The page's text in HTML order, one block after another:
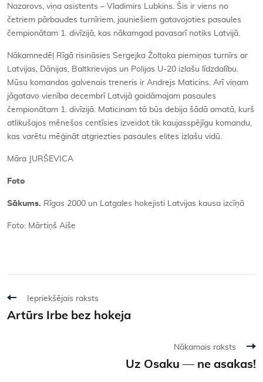
Nazarovs, viņa asistents – Vladimirs Lubkins. Šis ir viens no
četriem pārbaudes turnīriem, jauniešiem gatavojoties pasaules
čempionātam 1. divīzijā, kas nākamgad pavasarī notiks Latvijā.
Nākamnedēļ Rīgā risināsies Sergejka Žoltoka piemiņas turnīrs ar
Latvijas, Dānijas, Baltkrievijas un Polijas U-20 izlašu līdzdalību.
Mūsu komandas galvenais treneris ir Andrejs Maticins. Arī viņam
jāgatavo vienība decembrī Latvijā gaidāmajam pasaules
čempionātam 1. divīzijā. Maticinam tā būs debija šādā amatā, kurš
atlikušajos mēnešos centīsies izveidot tik kaujasspējīgu komandu,
kas varētu mēģināt atgriezties pasaules elites izlašu vidū.
Māra JURŠEVICA
Foto
Sākums. Rīgas 2000 un Latgales hokejisti Latvijas kausa izcīņā
Foto: Mārtiņš Aiše
Iepriekšējais raksts
Artūrs Irbe bez hokeja
Nākamais raksts
Uz Osaku — ne asakas!